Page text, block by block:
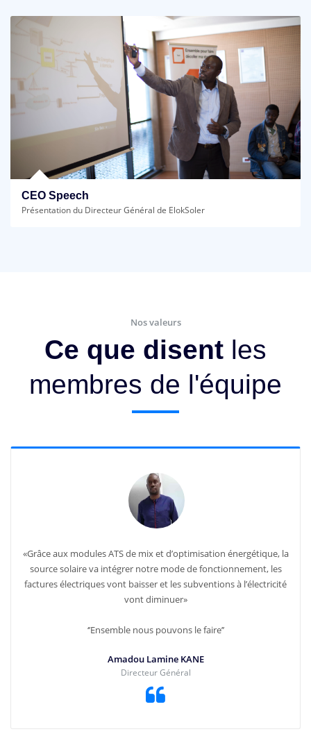
CEO Speech
Présentation du Directeur Général de ElokSoler
Nos valeurs
Ce que disent les
membres de l'équipe
«Grâce aux modules ATS de mix et d’optimisation énergétique, la
source solaire va intégrer notre mode de fonctionnement, les
factures électriques vont baisser et les subventions à l’électricité
vont diminuer»
‘’Ensemble nous pouvons le faire’’
Amadou Lamine KANE
Directeur Général